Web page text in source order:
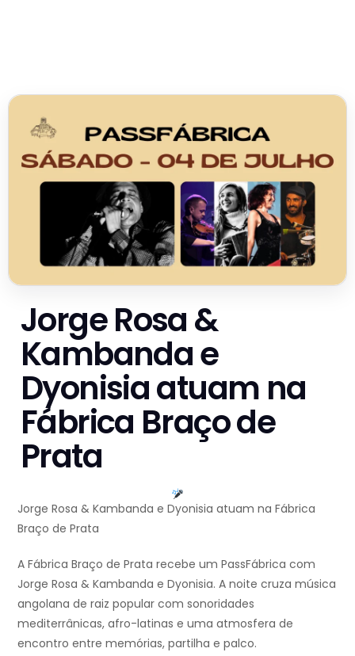
Jorge Rosa &
Kambanda e
Dyonisia atuam na
Fábrica Braço de
Prata
Jorge Rosa & Kambanda e Dyonisia atuam na Fábrica
Braço de Prata
A Fábrica Braço de Prata recebe um PassFábrica com
Jorge Rosa & Kambanda e Dyonisia. A noite cruza música
angolana de raiz popular com sonoridades
mediterrânicas, afro-latinas e uma atmosfera de
encontro entre memórias, partilha e palco.